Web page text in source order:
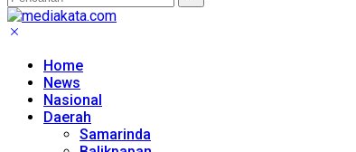
Home
News
Nasional
Daerah
Samarinda